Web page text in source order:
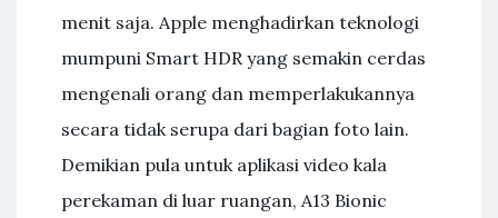
menit saja. Apple menghadirkan teknologi
mumpuni Smart HDR yang semakin cerdas
mengenali orang dan memperlakukannya
secara tidak serupa dari bagian foto lain.
Demikian pula untuk aplikasi video kala
perekaman di luar ruangan, A13 Bionic